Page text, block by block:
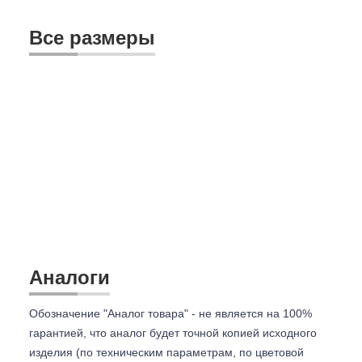
Все размеры
Аналоги
Обозначение "Аналог товара" - не является на 100%
гарантией, что аналог будет точной копией исходного
изделия (по техническим параметрам, по цветовой